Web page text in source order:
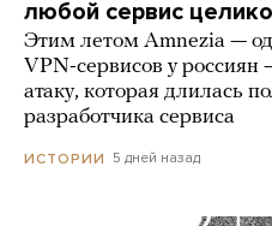
любой сервис
Этим летом Amnezia —
VPN-сервисов у
атаку, которая длилась
разработчика сервиса
ИСТОРИИ 5 дней назад